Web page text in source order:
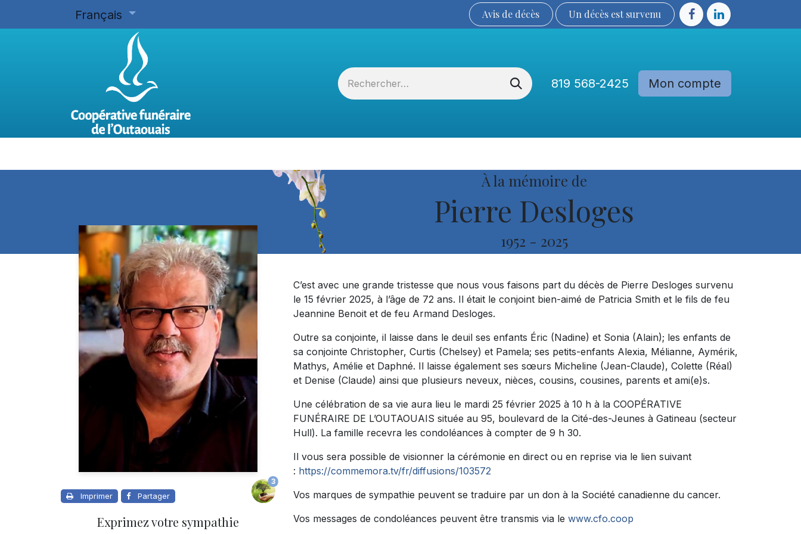
Français Avis de décès Un décès est sur​​​​​​​​ve​nu​​​​​​​​​​
819 568-2425 Mon compte
À la mémoire de
Pierre Desloges
1952 - 2025
Imprimer Partager
3
Exprimez votre sympathie
C’est avec une grande tristesse que nous vous faisons part du décès de Pierre Desloges survenu
le 15 février 2025, à l’âge de 72 ans. Il était le conjoint bien-aimé de Patricia Smith et le fils de feu
Jeannine Benoit et de feu Armand Desloges.
Outre sa conjointe, il laisse dans le deuil ses enfants Éric (Nadine) et Sonia (Alain); les enfants de
sa conjointe Christopher, Curtis (Chelsey) et Pamela; ses petits-enfants Alexia, Mélianne, Aymérik,
Mathys, Amélie et Daphné. Il laisse également ses sœurs Micheline (Jean-Claude), Colette (Réal)
et Denise (Claude) ainsi que plusieurs neveux, nièces, cousins, cousines, parents et ami(e)s.
Une célébration de sa vie aura lieu le mardi 25 février 2025 à 10 h à la COOPÉRATIVE
FUNÉRAIRE DE L’OUTAOUAIS située au 95, boulevard de la Cité-des-Jeunes à Gatineau (secteur
Hull). La famille recevra les condoléances à compter de 9 h 30.
Il vous sera possible de visionner la cérémonie en direct ou en reprise via le lien suivant
: https://commemora.tv/fr/diffusions/103572
Vos marques de sympathie peuvent se traduire par un don à la Société canadienne du cancer.
Vos messages de condoléances peuvent être transmis via le www.cfo.coop